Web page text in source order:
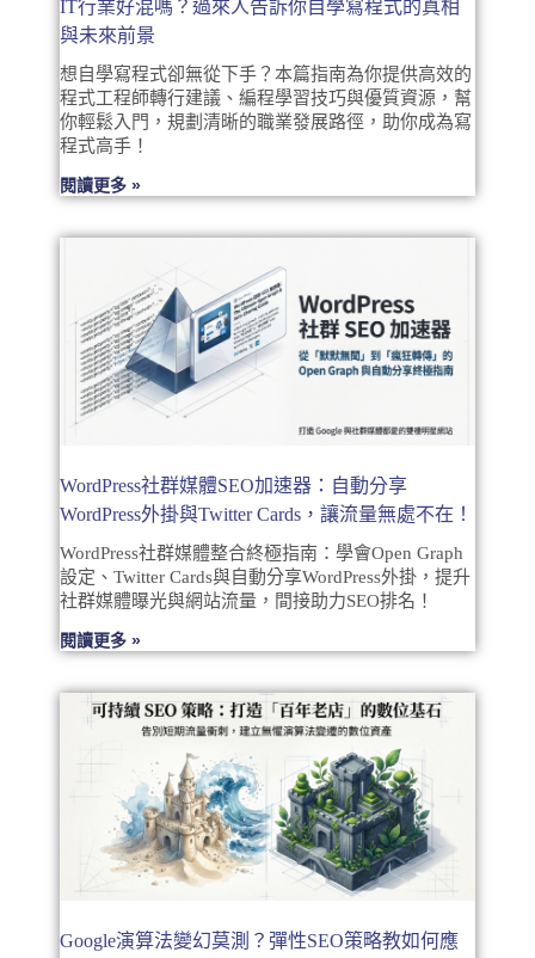
IT行業好混嗎？過來人告訴你自學寫程式的真相
與未來前景
想自學寫程式卻無從下手？本篇指南為你提供高效的
程式工程師轉行建議、編程學習技巧與優質資源，幫
你輕鬆入門，規劃清晰的職業發展路徑，助你成為寫
程式高手！
閱讀更多 »
WordPress社群媒體SEO加速器：自動分享
WordPress外掛與Twitter Cards，讓流量無處不在！
WordPress社群媒體整合終極指南：學會Open Graph
設定、Twitter Cards與自動分享WordPress外掛，提升
社群媒體曝光與網站流量，間接助力SEO排名！
閱讀更多 »
Google演算法變幻莫測？彈性SEO策略教如何應